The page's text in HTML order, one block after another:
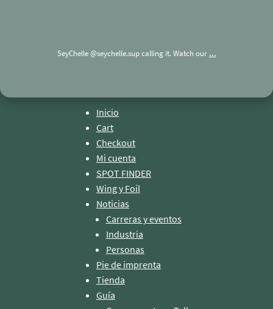
SeyChelle @seychelle.sup calling it. Watch our ...
Inicio
Cart
Checkout
Mi cuenta
SPOT FINDER
Wing y Foil
Noticias
Carreras y eventos
Industria
Personas
Pie de imprenta
Tienda
Guía